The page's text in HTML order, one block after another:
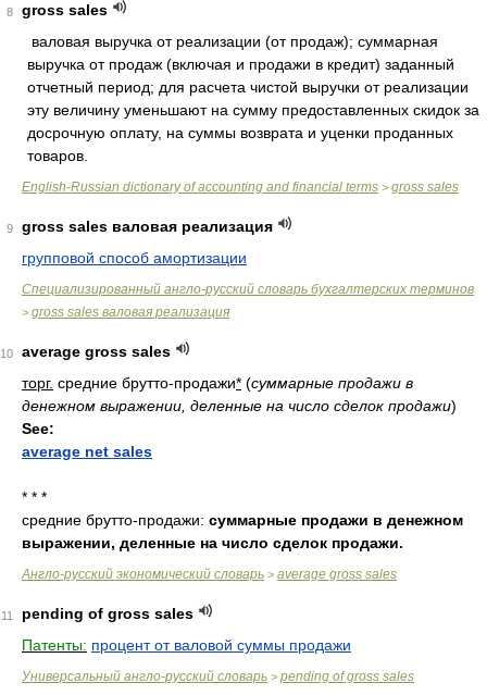
8
gross sales
валовая выручка от реализации (от продаж); суммарная
выручка от продаж (включая и продажи в кредит) заданный
отчетный период; для расчета чистой выручки от реализации
эту величину уменьшают на сумму предоставленных скидок за
досрочную оплату, на суммы возврата и уценки проданных
товаров.
English-Russian dictionary of accounting and financial terms > gross sales
9
gross sales валовая реализация
групповой способ амортизации
Специализированный англо-русский словарь бухгалтерских терминов
> gross sales валовая реализация
10
average gross sales
торг. средние брутто-продажи* (суммарные продажи в
денежном выражении, деленные на число сделок продажи)
See:
average net sales
* * *
средние брутто-продажи: суммарные продажи в денежном
выражении, деленные на число сделок продажи.
Англо-русский экономический словарь > average gross sales
11
pending of gross sales
Патенты: процент от валовой суммы продажи
Универсальный англо-русский словарь > pending of gross sales